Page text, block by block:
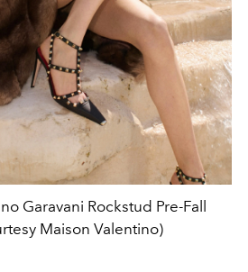
Garavani Rockstud Pre-Fall
Maison Valentino)